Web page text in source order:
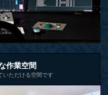
作業空間
いただける空間です